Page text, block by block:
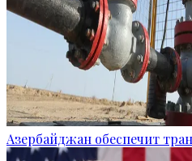
Азербайджан обеспечит